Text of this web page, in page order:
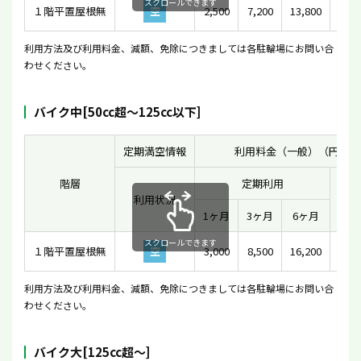
１階平置屋根無 空 2,500 7,200 13,800
利用方法及び利用料金、減額、免除につきましては各駐輪場にお問い合
わせください。
バイク中[50cc超〜125cc以下]
階層
定期満空情報 利用料金（一般）（円）
利用状況
定期利用
1ヶ月
3ヶ月 6ヶ月
１階平置屋根無 空 3,000 8,500 16,200
スクロールできます
利用方法及び利用料金、減額、免除につきましては各駐輪場にお問い合
わせください。
バイク大[125cc超〜]